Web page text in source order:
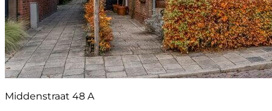
Middenstraat 48 A